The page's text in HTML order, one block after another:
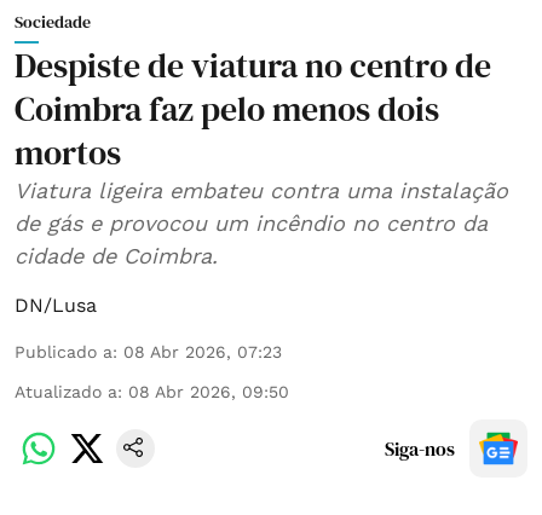
Sociedade
Despiste de viatura no centro de
Coimbra faz pelo menos dois
mortos
Viatura ligeira embateu contra uma instalação
de gás e provocou um incêndio no centro da
cidade de Coimbra.
DN/Lusa
Publicado a: 08 Abr 2026, 07:23
Atualizado a: 08 Abr 2026, 09:50
Siga-nos